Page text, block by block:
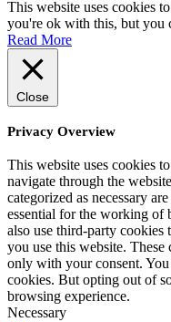
This website uses cookies
you're ok with this, but you
Read More
Close
Privacy Overview
This website uses cookies
navigate through the
categorized as necessary
essential for the working of
also use third-party cookies
you use this website.
only with your consent.
cookies. But opting out of
browsing experience.
Necessary